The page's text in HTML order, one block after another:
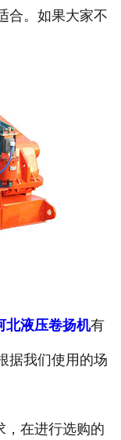
质荣誉
合。如果大家不
北液压卷扬机有
据我们使用的场
在进行选购的